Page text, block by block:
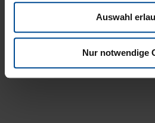
Auswahl
Nur notwendige
KISSEN FÜR SCHULTÜTE